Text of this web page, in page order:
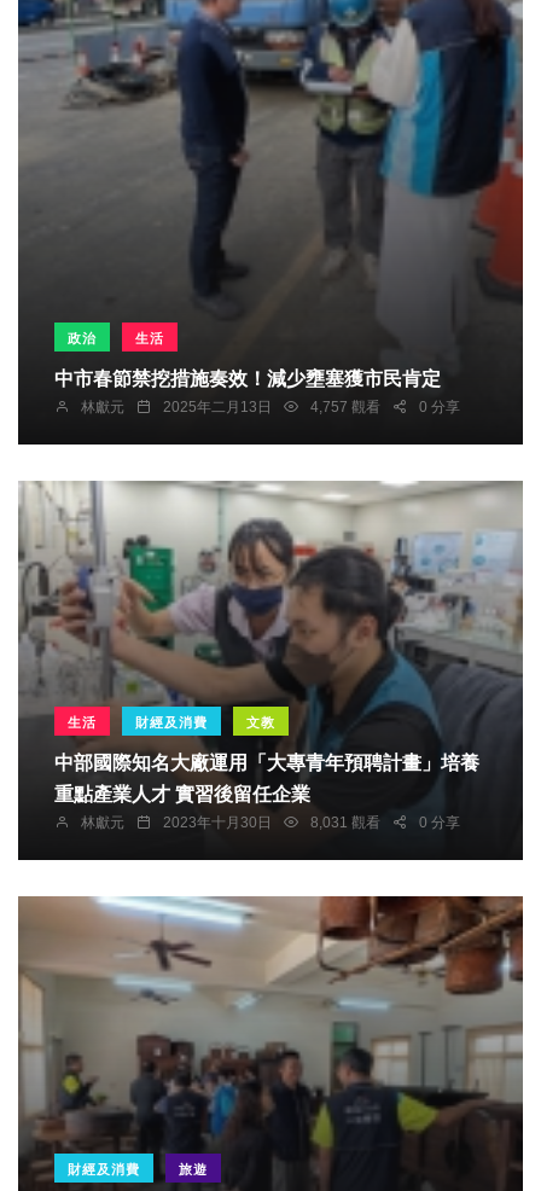
政治 生活
中市春節禁挖措施奏效！減少壅塞獲市民肯定
林獻元 2025年二月13日 4,757 觀看 0 分享
生活 財經及消費 文教
中部國際知名大廠運用「大專青年預聘計畫」培養
重點產業人才 實習後留任企業
林獻元 2023年十月30日 8,031 觀看 0 分享
財經及消費 旅遊